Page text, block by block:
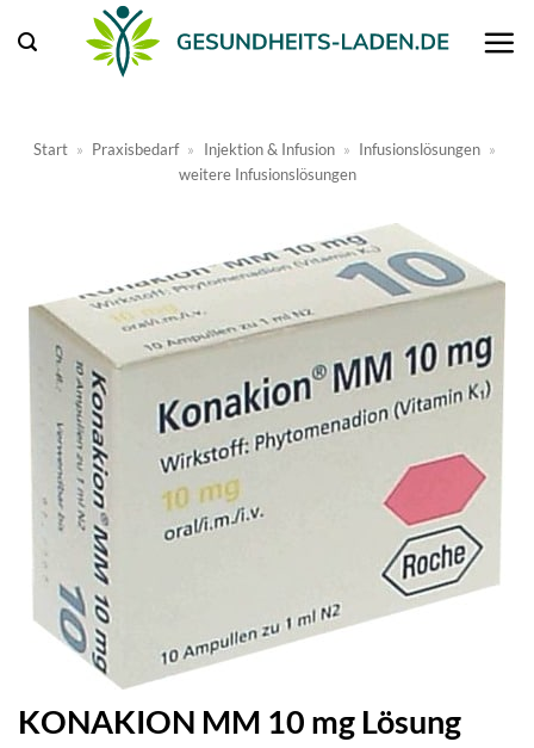
Inhalt
Start » Praxisbedarf » Injektion & Infusion » Infusionslösungen »
weitere Infusionslösungen
KONAKION MM 10 mg Lösung